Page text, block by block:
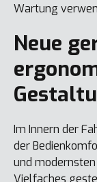
Wartung
Neue
Im Innern der
der
und
Vielfaches